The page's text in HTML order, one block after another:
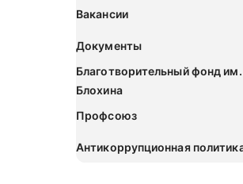
Вакансии
Документы
Благотворительный фонд
Блохина
Профсоюз
Антикоррупционная